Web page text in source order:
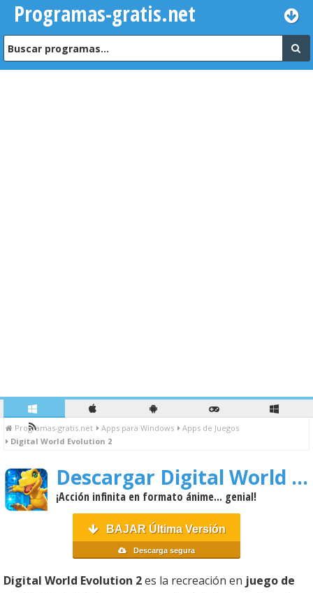
Programas-gratis.net
Programas-gratis.net Apps para Windows
Apps de Juegos
Digital World Evolution 2
Descargar Digital World Evolution 2
¡Acción infinita en formato ánime... genial!
BAJAR Última Versión
Descarga segura
Digital World Evolution 2es la recreación en juego de